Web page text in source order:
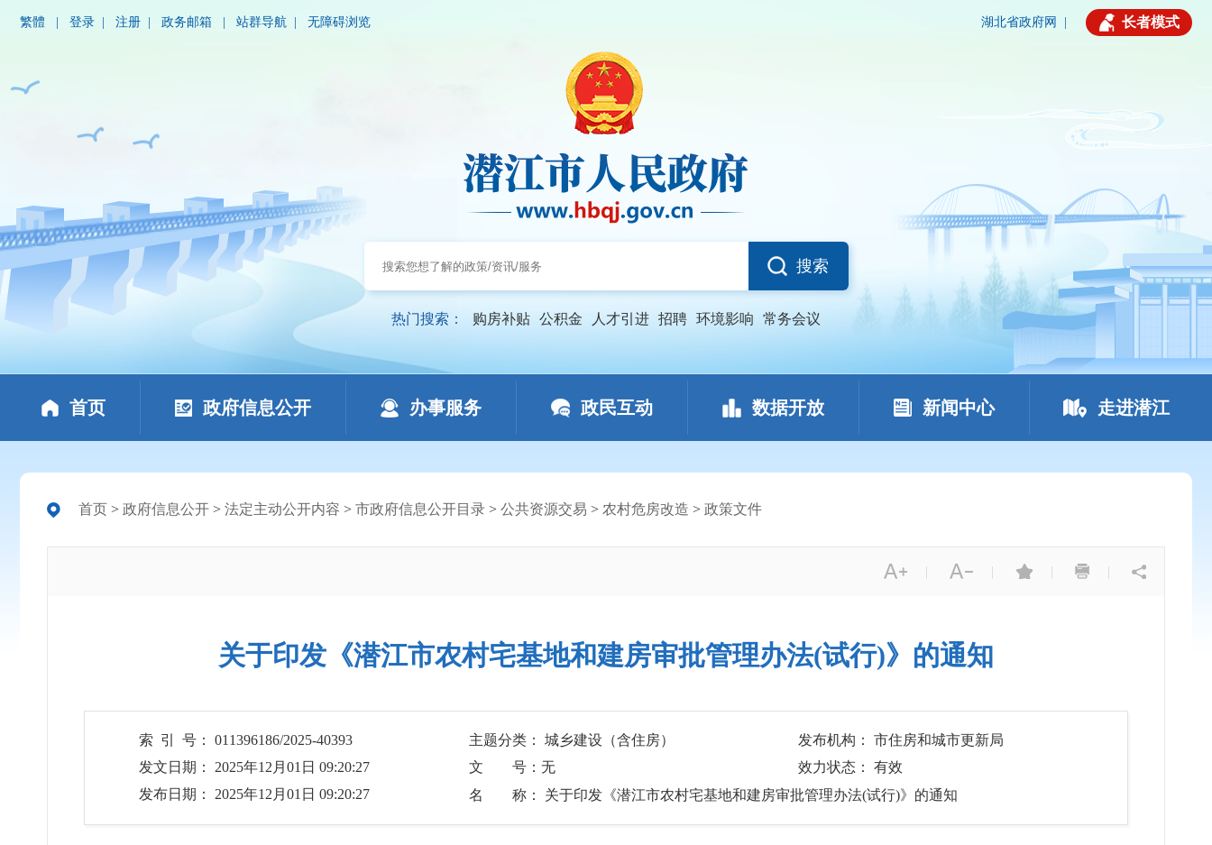
繁體 登录 注册 政务邮箱 站群导航 无障碍浏览 湖北省政府网 长者模式
搜索
热门搜索： 购房补贴 公积金 人才引进 招聘 环境影响 常务会议
首页 政府信息公开 办事服务 政民互动 数据开放 新闻中心 走进潜江
首页 > 政府信息公开 > 法定主动公开内容 > 市政府信息公开目录 > 公共资源交易 > 农村危房改造 > 政策文件
| | | |
关于印发《潜江市农村宅基地和建房审批管理办法(试行)》的通知
索 引 号： 011396186/2025-40393 主题分类： 城乡建设（含住房）
发布机构： 市住房和城市更新局
发文日期： 2025年12月01日 09:20:27
文 号：无
效力状态： 有效
发布日期： 2025年12月01日 09:20:27
名 称： 关于印发《潜江市农村宅基地和建房审批管理办法(试行)》的通知